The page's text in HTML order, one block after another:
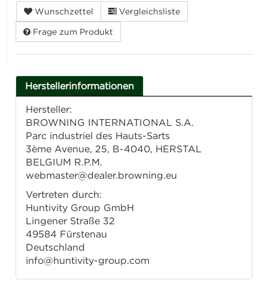
Wunschzettel Vergleichsliste
Frage zum Produkt
Herstellerinformationen
Hersteller:
BROWNING INTERNATIONAL S.A.
Parc industriel des Hauts-Sarts
3ème Avenue, 25, B-4040, HERSTAL
BELGIUM R.P.M.
webmaster@dealer.browning.eu
Vertreten durch:
Huntivity Group GmbH
Lingener Straße 32
49584 Fürstenau
Deutschland
info@huntivity-group.com